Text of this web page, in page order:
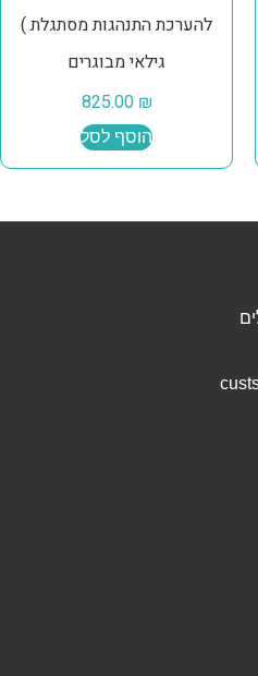
להערכת התנהגות מסתגלת )
גילאי מבוגרים
825.00 ₪
הוסף לסל